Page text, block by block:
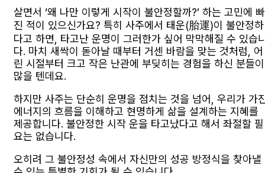
살면서 ‘왜 나만 이렇게 시작이 불안정할까?’ 하는 고민에 빠
진 적이 있으신가요? 특히 사주에서 태운(胎運)이 불안정하
다고 하면, 타고난 운명이 그러한가 싶어 막막해질 수 있습
다. 마치 새싹이 돋아날 때부터 거센 바람을 맞는 것처럼, 어
린 시절부터 크고 작은 난관에 부딪히는 경험을 하신 분들이
많을 텐데요.
하지만 사주는 단순히 운명을 점치는 것을 넘어, 우리가 가
에너지의 흐름을 이해하고 현명하게 삶을 설계하는 지혜를
제공합니다. 불안정한 시작 운을 타고났다고 해서 좌절할 필
요는 없습니다.
오히려 그 불안정성 속에서 자신만의 성공 방정식을 찾아낼